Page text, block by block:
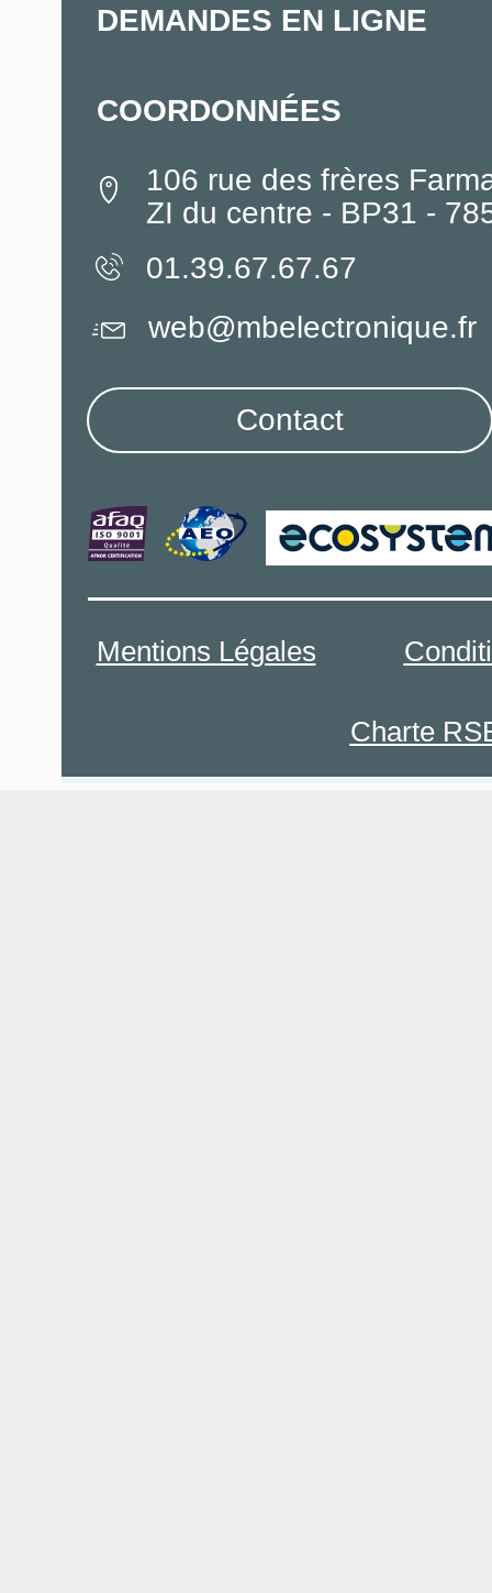
DEMANDES EN LIGNE
COORDONNÉES
106 rue des frères
ZI du centre - BP31 -
01.39.67.67.67
Mentions Légales
Charte
web@mbelectronique.fr
Contact